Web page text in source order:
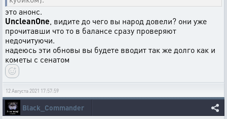
это анонс.
UncleanOne , видите до чего вы народ довели? они уже
прочитавши что то в балансе сразу проверяют
недочитуючи.
надеюсь эти обновы вы будете вводит так же долго как и
кометы с сенатом
12 Августа 2021 17:57:59
Black_Commander